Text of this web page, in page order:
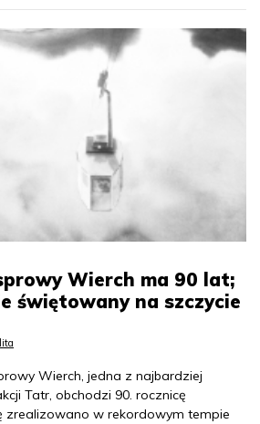
Wierch ma 90 lat;
świętowany na szczycie
Wierch, jedna z najbardziej
Tatr, obchodzi 90. rocznicę
zrealizowano w rekordowym tempie